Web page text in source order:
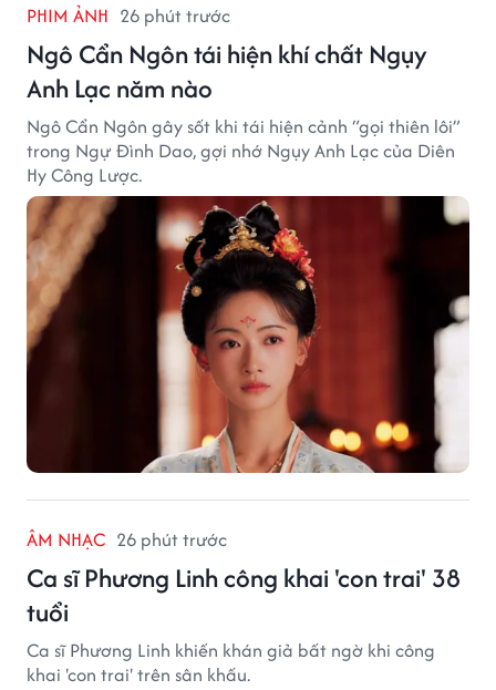
PHIM ẢNH 26 phút trước
Ngô Cẩn Ngôn tái hiện khí chất Ngụy
Anh Lạc năm nào
Ngô Cẩn Ngôn gây sốt khi tái hiện cảnh “gọi thiên lôi”
trong Ngự Đình Dao, gợi nhớ Ngụy Anh Lạc của Diên
Hy Công Lược.
ÂM NHẠC 26 phút trước
Ca sĩ Phương Linh công khai 'con trai' 38
tuổi
Ca sĩ Phương Linh khiến khán giả bất ngờ khi công
khai 'con trai' trên sân khấu.